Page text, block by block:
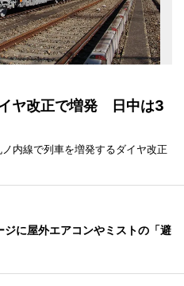
ヤ改正で増発 日中は3
内線で列車を増発するダイヤ改正
ジに屋外エアコンやミストの「避